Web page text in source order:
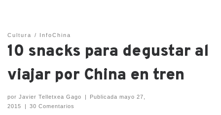
Cultura InfoChina
10 snacks para degustar al
viajar por China en tren
por Javier Telletxea Gago Publicadamayo 27,
2015
30 Comentarios